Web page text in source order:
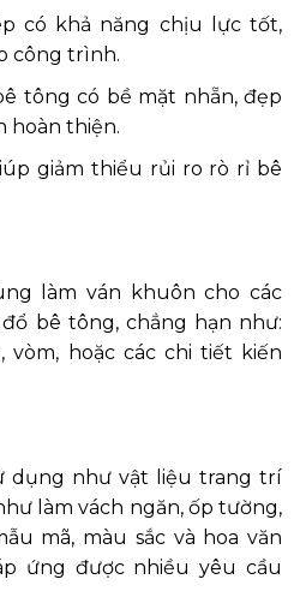
có khả năng chịu lực tốt,
công trình.
tông có bề mặt nhẵn, đẹp
hoàn thiện.
giảm thiểu rủi ro rò rỉ bê
làm ván khuôn cho các
bê tông, chẳng hạn như:
hoặc các chi tiết kiến
dụng như vật liệu trang trí
làm vách ngăn, ốp tường,
mã, màu sắc và hoa văn
ứng được nhiều yêu cầu